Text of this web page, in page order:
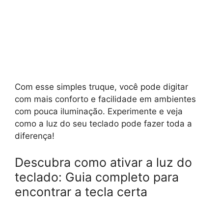
Com esse simples truque, você pode digitar
com mais conforto e facilidade em ambientes
com pouca iluminação. Experimente e veja
como a luz do seu teclado pode fazer toda a
diferença!
Descubra como ativar a luz do
teclado: Guia completo para
encontrar a tecla certa